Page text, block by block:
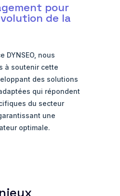
pour
de la
DYNSEO, nous
à soutenir cette
des solutions
qui répondent
du secteur
une
optimale.